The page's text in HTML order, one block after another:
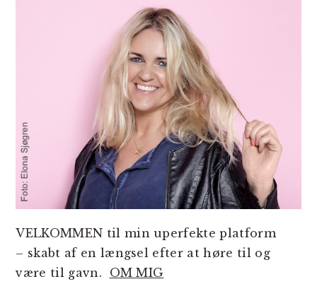
VELKOMMEN til min uperfekte platform
– skabt af en længsel efter at høre til og
være til gavn. OM MIG